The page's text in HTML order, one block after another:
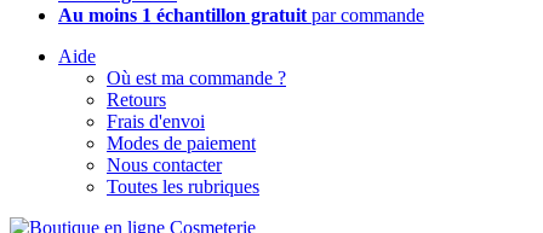
Au moins 1 échantillon gratuit par commande
Aide
Où est ma commande ?
Retours
Frais d'envoi
Modes de paiement
Nous contacter
Toutes les rubriques